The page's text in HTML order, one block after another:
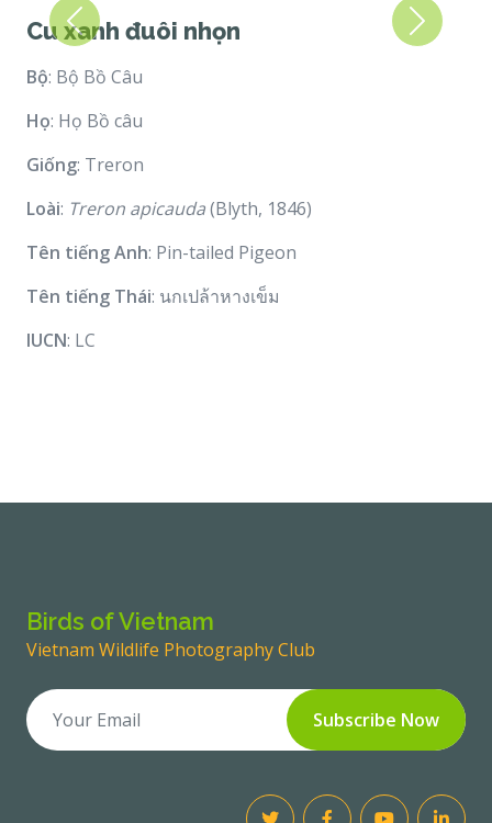
Cu xanh đuôi nhọn
Bộ: Bộ Bồ Câu
Họ: Họ Bồ câu
Giống: Treron
Loài: Treron apicauda(Blyth, 1846)
Tên tiếng Anh: Pin-tailed Pigeon
Tên tiếng Thái: นกเปล้าหางเข็ม
IUCN: LC
Previous Next
Birds of Vietnam
Vietnam Wildlife Photography Club
Subscribe Now